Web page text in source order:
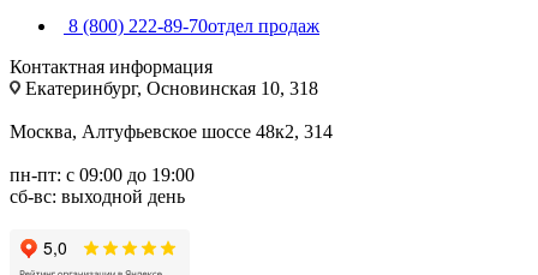
8 (800) 222-89-70отдел продаж
Контактная информация
Екатеринбург, Основинская 10, 318
Москва, Алтуфьевское шоссе 48к2, 314
пн-пт: с 09:00 до 19:00
сб-вс: выходной день